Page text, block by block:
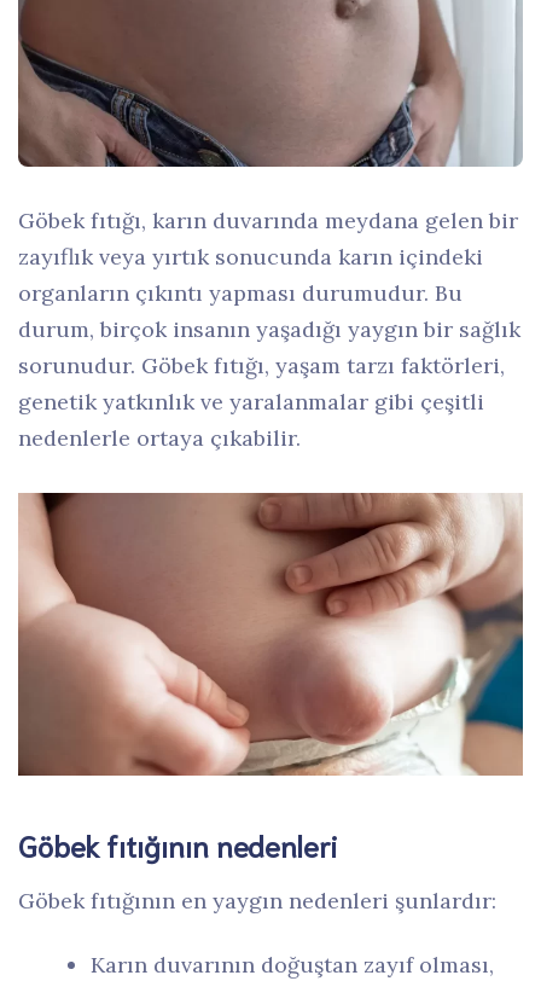
Göbek fıtığı, karın duvarında meydana gelen bir
zayıflık veya yırtık sonucunda karın içindeki
organların çıkıntı yapması durumudur. Bu
durum, birçok insanın yaşadığı yaygın bir sağlık
sorunudur. Göbek fıtığı, yaşam tarzı faktörleri,
genetik yatkınlık ve yaralanmalar gibi çeşitli
nedenlerle ortaya çıkabilir.
Göbek fıtığının nedenleri
Göbek fıtığının en yaygın nedenleri şunlardır:
Karın duvarının doğuştan zayıf olması,